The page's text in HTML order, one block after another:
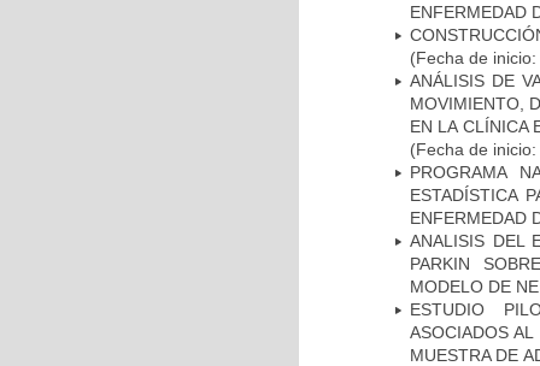
ENFERMEDAD
(Fecha de
ANÁLISIS DE
MOVIMIENTO,
EN LA CLÍNICA
(Fecha de
PROGRAMA
ESTADÍSTICA
ENFERMEDAD
ANALISIS DEL
PARKIN
MODELO DE
ESTUDIO
ASOCIADOS
MUESTRA DE